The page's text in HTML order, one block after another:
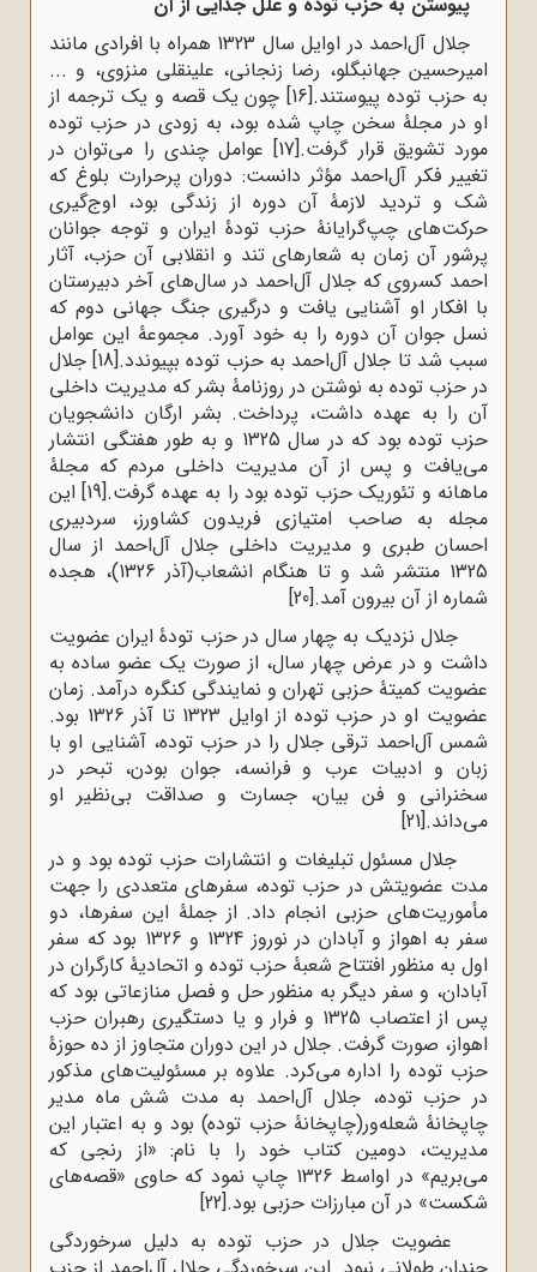
جلال آل‌احمد در اوایل سال 1323 همراه با افرادی مانند
امیرحسین جهانبگلو، رضا زنجانی، علینقلی منزوی، و ...
به حزب توده پیوستند.[16] چون یک قصه و یک ترجمه از
او در مجلۀ سخن چاپ شده بود، به زودی در حزب توده
مورد تشویق قرار گرفت.[17] عوامل چندی را می‌توان در
تغییر فکر آل‌احمد مؤثر دانست: دوران پرحرارت بلوغ که
شک و تردید لازمۀ آن دوره از زندگی بود، اوج‌گیری
حرکت‌های چپ‌گرایانۀ حزب تودۀ ایران و توجه جوانان
پرشور آن زمان به شعارهای تند و انقلابی آن حزب، آثار
احمد کسروی که جلال آل‌احمد در سال‌های آخر دبیرستان
با افکار او آشنایی یافت و درگیری جنگ جهانی دوم که
نسل جوان آن دوره را به خود آورد. مجموعۀ این عوامل
سبب شد تا جلال آل‌احمد به حزب توده بپیوندد.[18] جلال
در حزب توده به نوشتن در روزنامۀ بشر که مدیریت داخلی
آن را به عهده داشت، پرداخت. بشر ارگان دانشجویان
حزب توده بود که در سال 1325 و به طور هفتگی انتشار
می‌یافت و پس از آن مدیریت داخلی مردم که مجلۀ
ماهانه و تئوریک حزب توده بود را به عهده گرفت.[19] این
مجله به صاحب امتیازی فریدون کشاورز، سردبیری
احسان طبری و مدیریت داخلی جلال آل‌احمد از سال
1325 منتشر شد و تا هنگام انشعاب(آذر 1326)، هجده
شماره از آن بیرون آمد.[20]
جلال نزدیک به چهار سال در حزب تودۀ ایران عضویت
داشت و در عرض چهار سال، از صورت یک عضو ساده به
عضویت کمیتۀ حزبی تهران و نمایندگی کنگره درآمد. زمان
عضویت او در حزب توده از اوایل 1323 تا آذر 1326 بود.
شمس آل‌احمد ترقی جلال را در حزب توده، آشنایی او با
زبان و ادبیات عرب و فرانسه، جوان بودن، تبحر در
سخنرانی و فن بیان، جسارت و صداقت بی‌نظیر او
می‌داند.[21]
جلال مسئول تبلیغات و انتشارات حزب توده بود و در
مدت عضویتش در حزب توده، سفرهای متعددی را جهت
مأموریت‌های حزبی انجام داد. از جملۀ این سفرها، دو
سفر به اهواز و آبادان در نوروز 1324 و 1326 بود که سفر
اول به منظور افتتاح شعبۀ حزب توده و اتحادیۀ کارگران در
آبادان، و سفر دیگر به منظور حل و فصل منازعاتی بود که
پس از اعتصاب 1325 و فرار و یا دستگیری رهبران حزب
اهواز، صورت گرفت. جلال در این دوران متجاوز از ده حوزۀ
حزب توده را اداره می‌کرد. علاوه بر مسئولیت‌های مذکور
در حزب توده، جلال آل‌احمد به مدت شش ماه مدیر
چاپخانۀ شعله‌ور(چاپخانۀ حزب توده) بود و به اعتبار این
مدیریت، دومین کتاب خود را با نام: «از رنجی که
می‌بریم» در اواسط 1326 چاپ نمود که حاوی «قصه‌های
شکست» در آن مبارزات حزبی بود.[22]
عضویت جلال در حزب توده به دلیل سرخوردگی